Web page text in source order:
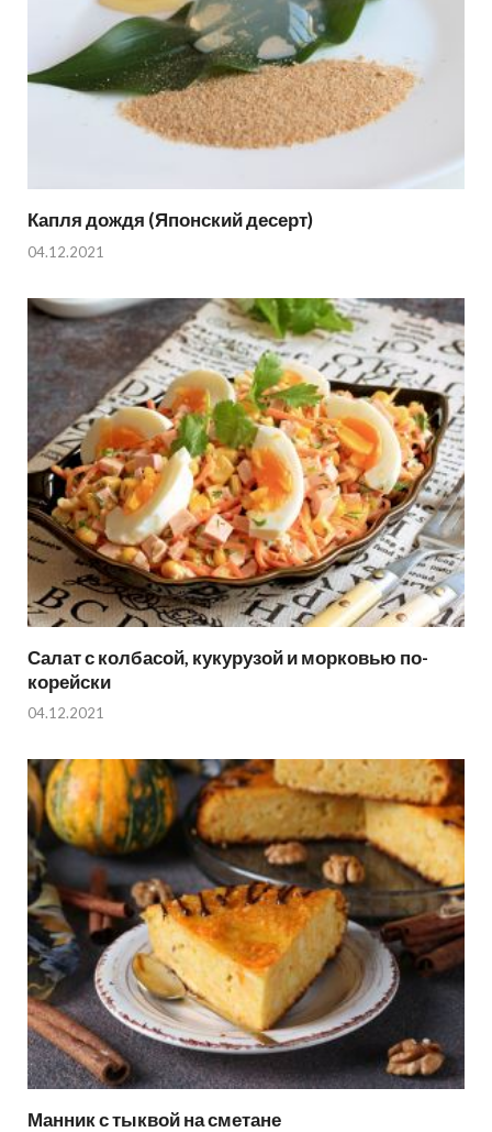
Капля дождя (Японский десерт)
04.12.2021
Салат с колбасой, кукурузой и морковью по-
корейски
04.12.2021
Манник с тыквой на сметане